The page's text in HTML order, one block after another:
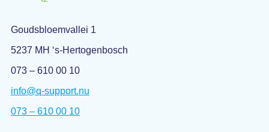
Goudsbloemvallei 1
5237 MH ‘s-Hertogenbosch
073 – 610 00 10
info@q-support.nu
073 – 610 00 10